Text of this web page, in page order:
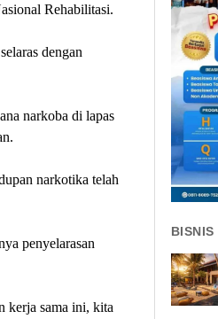
Rehabilitasi.
dengan
narkoba di lapas
narkotika telah
penyelarasan
kerja sama ini, kita
BISNIS